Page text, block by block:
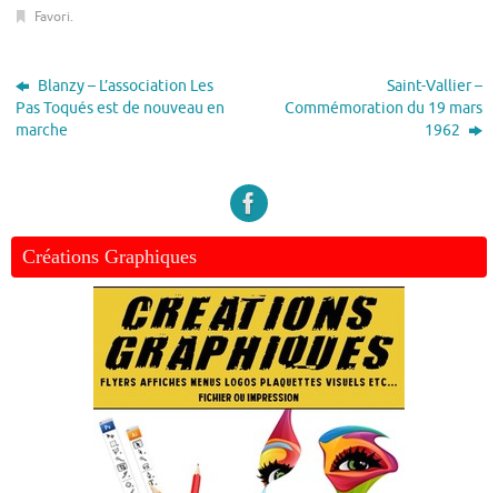
Favori.
Blanzy – L’association Les
Pas Toqués est de nouveau en
marche
Saint-Vallier –
Commémoration du 19 mars
1962
Créations Graphiques